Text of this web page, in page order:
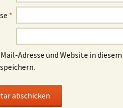
*
Adresse und Website in